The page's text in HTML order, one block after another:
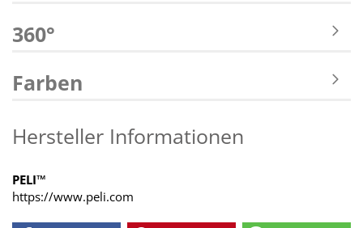
360°
Farben
Hersteller Informationen
PELI™
https://www.peli.com